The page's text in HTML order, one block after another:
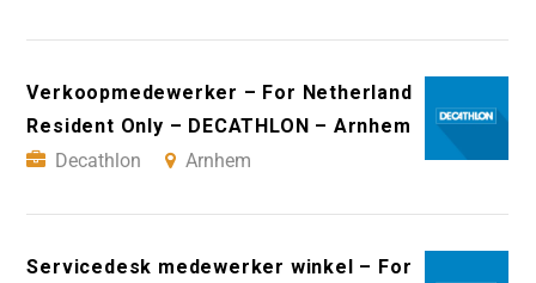
Verkoopmedewerker – For Netherland
Resident Only – DECATHLON – Arnhem
Decathlon
Arnhem
Servicedesk medewerker winkel – For